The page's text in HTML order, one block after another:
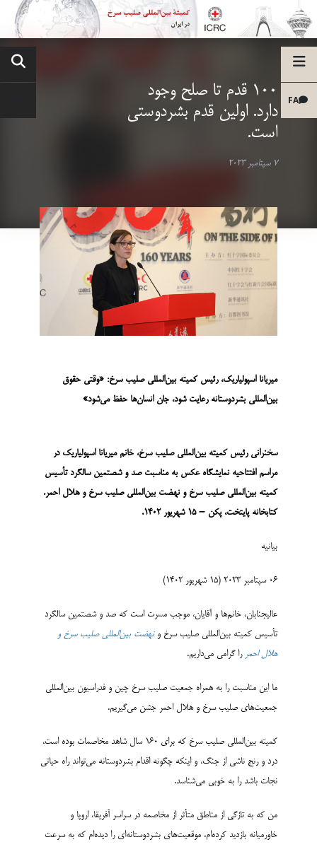
FA
100 قدم تا صلح وجود
دارد. اولین قدم بشردوستی
است.
7 سپتامبر 2023
میریانا اسپولیاریک، رئیس کمیته بین‌المللی صلیب سرخ: «وقتی حقوق
بین‌المللی بشردوستانه رعایت شود، جان انسان‌ها حفظ می‌شود»
سخنرانی رئیس کمیته بین‌المللی صلیب سرخ، خانم میریانا اسپولیاریک در
مراسم افتتاحیه نمایشگاه عکس به مناسبتصد و شصتمین سالگرد تأسیس
کمیته بین‌المللی صلیب سرخ و نهضت بین‌المللی صلیب سرخ وهلال احمر.
کتابخانه پایتخت، پکن – 15 شهریور 1402.
بیانیه
06 سپتامبر 2023 (15 شهریور 1402)
عالی­جنابان، خانم­‌ها و آقایان، موجب مسرت است که صد و شصتمین سالگرد
تأسیس کمیته بین‌­المللی صلیب سرخ ونهضت بین‌­المللی صلیب سرخ و
هلال احمر را گرامی می­‌داریم.
ما این مناسبت را به همراه جمعیت صلیب سرخ چین و فدراسیون بین‌­المللی
جمعیت­‌های صلیب سرخ و هلال احمر جشن می‌­گیریم.
کمیته بین‌المللی صلیب سرخ که برای 160 سال شاهد مخاصمات بوده است،
درد و رنج ناشی از جنگ، و اینکه چگونه اقدام بشردوستانه می‌تواند راه حیاتی
نجات باشد را به خوبی می‌­شناسد.
من که به تازگی از مناطق متأثر از مخاصمه در سراسر آفریقا، اروپا و
خاورمیانه بازدید کرده‌ام، موقعیت‌­های بشردوستانه‌­ای را دیده‌­ام که به سرعت